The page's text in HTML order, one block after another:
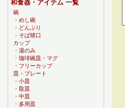
和食器・アイテム 一覧
碗
・ めし碗
・ どんぶり
・ そば猪口
カップ
・ 湯のみ
・ 珈琲碗皿・マグ
・ フリーカップ
皿・プレート
・ 小皿
・ 取皿
・ 中皿
・ 多用皿